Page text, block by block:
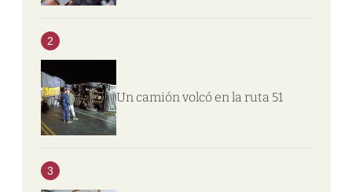
2
Un camión volcó en la ruta 51
3